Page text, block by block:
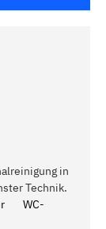
in
Technik.
WC-